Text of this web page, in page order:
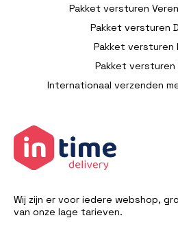
Wij zijn er voor iedere webshop,
van onze lage tarieven.
Pakket versturen
Pakket versturen
Pakket versturen
Pakket versturen
Internationaal verzenden